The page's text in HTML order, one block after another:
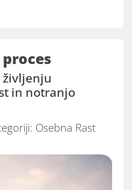
življenju
in notranjo
Osebna Rast